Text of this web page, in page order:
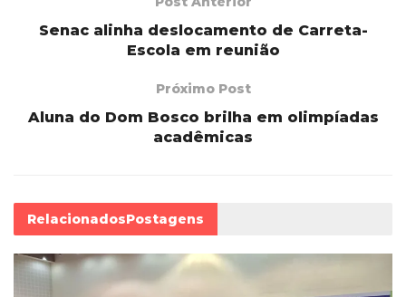
Senac alinha deslocamento de Carreta-
Escola em reunião
Próximo Post
Aluna do Dom Bosco brilha em olimpíadas
acadêmicas
RelacionadosPostagens